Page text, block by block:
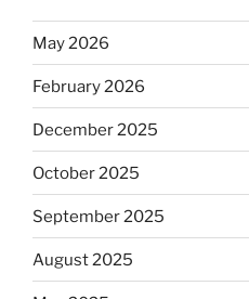
May 2026
February 2026
December 2025
October 2025
September 2025
August 2025